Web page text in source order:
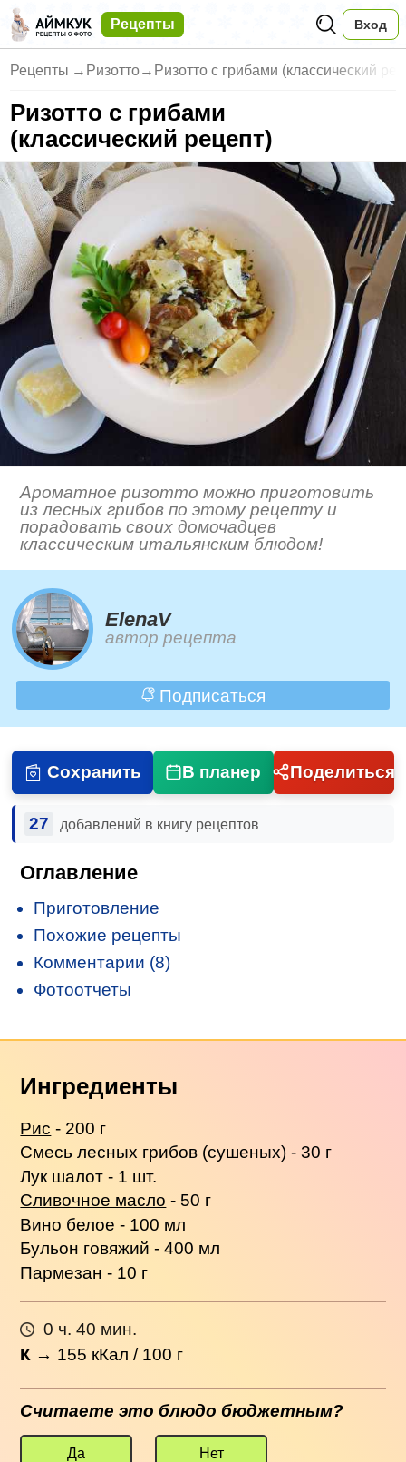
Рецепты Вход
Рецепты → Ризотто→ Ризотто с грибами (классический
Ризотто с грибами
(классический рецепт)
Ароматное ризотто можно приготовить
из лесных грибов по этому рецепту и
порадовать своих домочадцев
классическим итальянским блюдом!
ElenaV
автор рецепта
Подписаться
Сохранить В планер Поделиться
27 добавлений в книгу рецептов
Оглавление
Приготовление
Похожие рецепты
Комментарии (8)
Фотоотчеты
Ингредиенты
Рис - 200 г
Смесь лесных грибов (сушеных) - 30 г
Лук шалот - 1 шт.
Сливочное масло - 50 г
Вино белое - 100 мл
Бульон говяжий - 400 мл
Пармезан - 10 г
0 ч. 40 мин.
К → 155 кКал / 100 г
Считаете это блюдо бюджетным?
Да Нет